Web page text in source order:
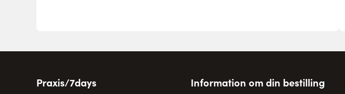
Praxis/7days Information om din bestilling